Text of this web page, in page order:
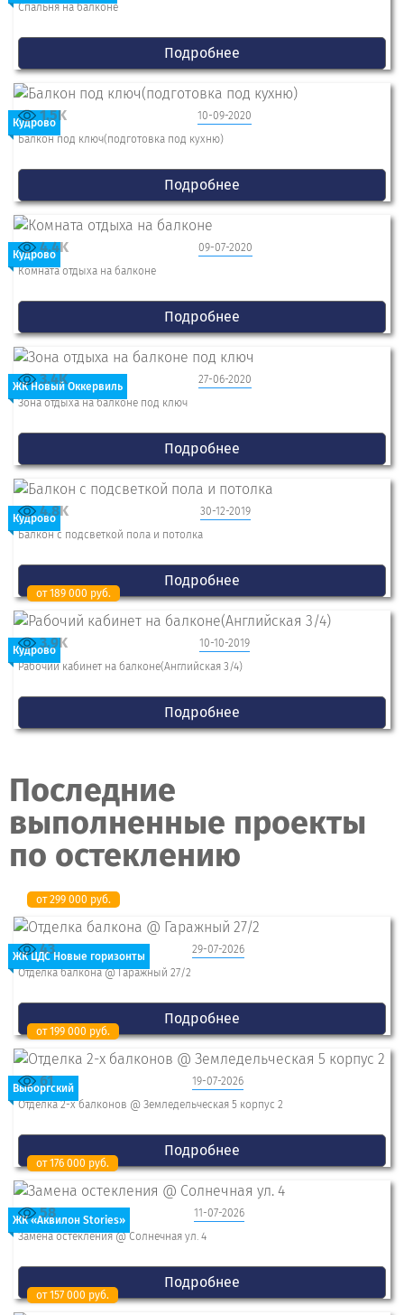
Спальня на балконе
Подробнее
Кудрово
10-09-2020
1.5K
Балкон под ключ(подготовка под кухню)
Подробнее
Кудрово
09-07-2020
4.4K
Комната отдыха на балконе
Подробнее
ЖК Новый Оккервиль
27-06-2020
3.4K
Зона отдыха на балконе под ключ
Подробнее
Кудрово
30-12-2019
4.8K
Балкон с подсветкой пола и потолка
Подробнее
Кудрово
от 189 000 руб.
10-10-2019
3.9K
Рабочий кабинет на балконе(Английская 3/4)
Подробнее
Последние
выполненные проекты
по остеклению
ЖК ЦДС Новые горизонты
от 299 000 руб.
29-07-2026
43
Отделка балкона @ Гаражный 27/2
Подробнее
Выборгский
от 199 000 руб.
19-07-2026
61
Отделка 2-x балконов @ Земледельческая 5 корпус 2
Подробнее
ЖК «Аквилон Stories»
от 176 000 руб.
11-07-2026
58
Замена остекления @ Солнечная ул. 4
Подробнее
от 157 000 руб.